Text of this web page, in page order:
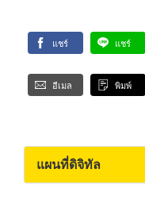
แชร์ แชร์
อีเมล พิมพ์
แผนที่ดิจิทัล